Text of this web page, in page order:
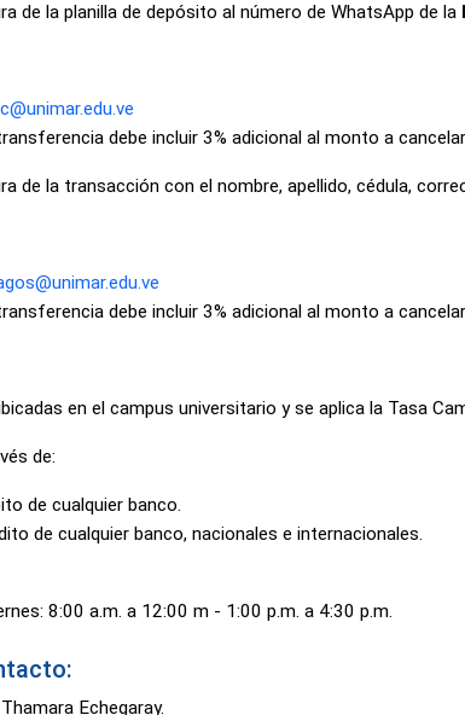
de la planilla de depósito al número de WhatsApp de la
debe incluir 3% adicional al monto a
de la transacción con el nombre, apellido, cédula,
debe incluir 3% adicional al monto a
en el campus universitario y se aplica la Tasa
de:
de cualquier banco.
de cualquier banco, nacionales e internacionales.
8:00 a.m. a 12:00 m - 1:00 p.m. a 4:30 p.m.
Echegaray.